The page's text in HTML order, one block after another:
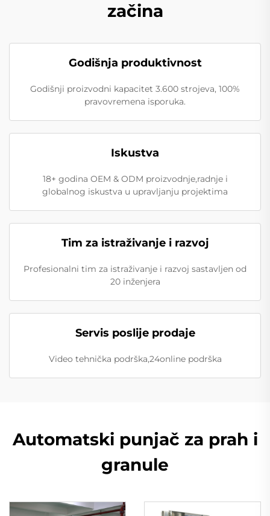
začina
Godišnja produktivnost
Godišnji proizvodni kapacitet 3.600 strojeva, 100%
pravovremena isporuka.
Iskustva
18+ godina OEM & ODM proizvodnje,radnje i
globalnog iskustva u upravljanju projektima
Tim za istraživanje i razvoj
Profesionalni tim za istraživanje i razvoj sastavljen od
20 inženjera
Servis poslije prodaje
Video tehnička podrška,24online podrška
Automatski punjač za prah i
granule